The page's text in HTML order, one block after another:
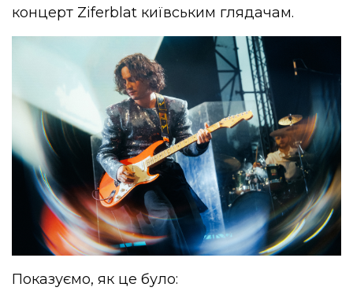
концерт Ziferblat київським глядачам.
Показуємо, як це було: